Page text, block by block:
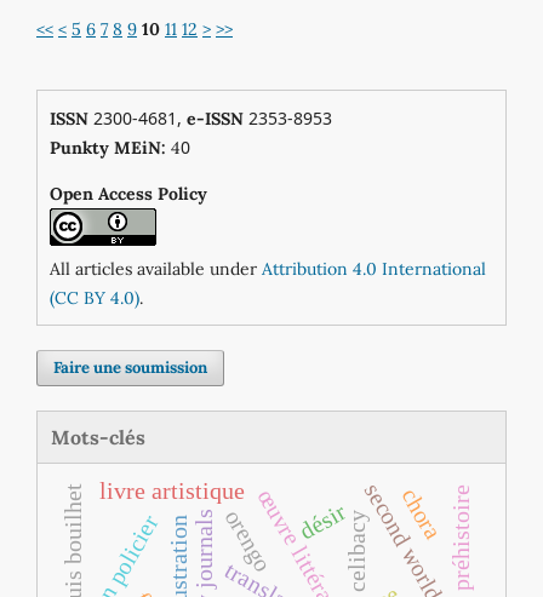
<< < 5 6 7 8 9 10 11 12 > >>
ISSN2300-4681, e-ISSN2353-8953
Punkty MEiN: 40
Open Access Policy
All articles available under Attribution 4.0 International
(CC BY 4.0).
Faire une soumission
Mots-clés
second world war
celibacy
livre artistique œuvre littéraire
louis bouilhet illustration préhistoire
désir
orengo chora